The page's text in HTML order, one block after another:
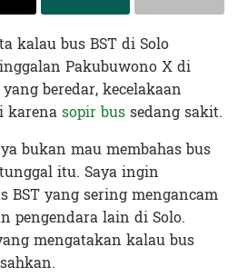
kalau bus BST di Solo
Pakubuwono X di
beredar, kecelakaan
karenasopir bussedang sakit.
bukan mau membahas bus
itu. Saya ingin
BST yang sering mengancam
pengendara lain di Solo.
mengatakan kalau bus